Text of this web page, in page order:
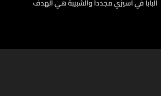
البابا في اسيزي مجددا والشبيبة هي الهدف